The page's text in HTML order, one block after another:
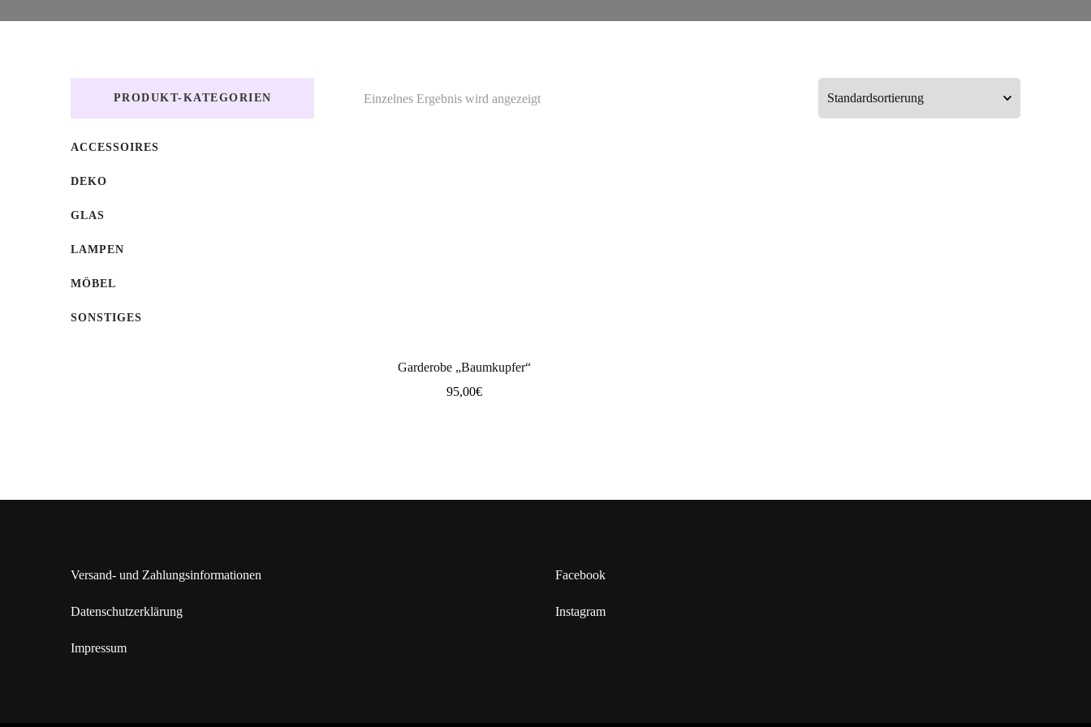
Einzelnes Ergebnis wird angezeigt
Garderobe „Baumkupfer“
95,00€
PRODUKT-KATEGORIEN
ACCESSOIRES
DEKO
GLAS
LAMPEN
MÖBEL
SONSTIGES
Versand- und Zahlungsinformationen
Datenschutzerklärung
Impressum
Facebook
Instagram